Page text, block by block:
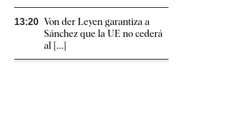
13:20 Von der Leyen garantiza a
Sánchez que la UE no cederá
al [...]